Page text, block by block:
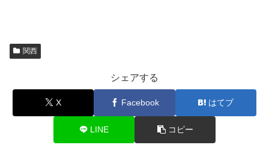
関西
シェアする
X Facebook はてブ
LINE コピー